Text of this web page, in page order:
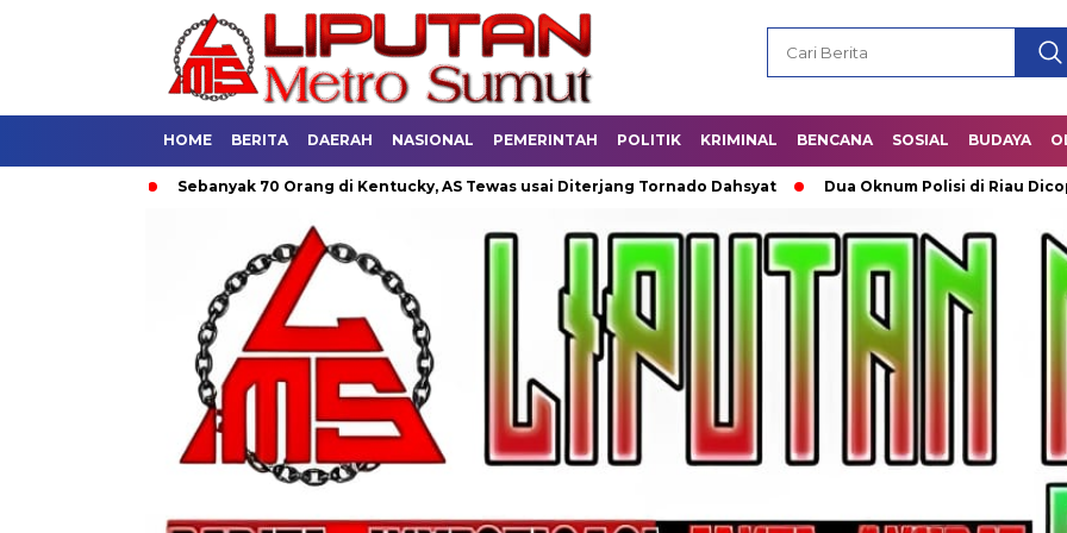
HOME BERITA DAERAH NASIONAL PEMERINTAH POLITIK KRIMINAL BENCANA SOSIAL BUDAYA
Sebanyak 70 Orang di Kentucky, AS Tewas usai Diterjang Tornado Dahsyat Dua Oknum Polisi di Riau Dicopot usai